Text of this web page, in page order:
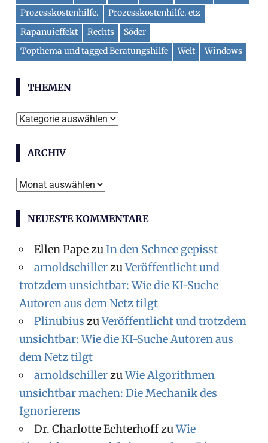
Prozesskostenhilfe.
Prozesskostenhilfe. etz
Rapanuieffekt
Rechts
Söder
Topthema und tagged Beratungshilfe
Welt Windows
THEMEN
Themen
ARCHIV
Archiv
NEUESTE KOMMENTARE
Ellen PapezuIn den Schnee gepisst
arnoldschillerzuVeröffentlicht und
trotzdem unsichtbar: Wie die KI-Suche
Autoren aus dem Netz tilgt
Plinubius zuVeröffentlicht und trotzdem
unsichtbar: Wie die KI-Suche Autoren aus
dem Netz tilgt
arnoldschillerzuWie Algorithmen
unsichtbar machen: Die Mechanik des
Ignorierens
Dr. Charlotte EchterhoffzuWie